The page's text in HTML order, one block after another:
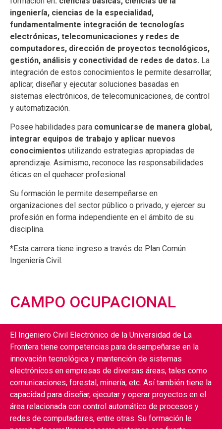
ingeniería, ciencias de la especialidad,
fundamentalmente integración de tecnologías
electrónicas, telecomunicaciones y redes de
computadores, dirección de proyectos tecnológicos,
gestión, análisis y conectividad de redes de datos. La
integración de estos conocimientos le permite desarrollar,
aplicar, diseñar y ejecutar soluciones basadas en
sistemas electrónicos, de telecomunicaciones, de control
y automatización.
Posee habilidades para comunicarse de manera global,
integrar equipos de trabajo y aplicar nuevos
conocimientos utilizando estrategias apropiadas de
aprendizaje. Asimismo, reconoce las responsabilidades
éticas en el quehacer profesional.
Su formación le permite desempeñarse en
organizaciones del sector público o privado, y ejercer su
profesión en forma independiente en el ámbito de su
disciplina.
*Esta carrera tiene ingreso a través de Plan Común
Ingeniería Civil.
CAMPO OCUPACIONAL
El Ingeniero Civil Electrónico de la Universidad de La
Frontera tiene competencias para desempeñarse en la
innovación tecnológica y mantención de sistemas
electrónicos en empresas de diversas áreas, tales como
comunicaciones, forestal, minería, etc. Así también tiene la
capacidad para diseñar, ejecutar y operar proyectos en el
área relacionada con control automático de procesos y
redes de computadores, entre otras. Su formación le